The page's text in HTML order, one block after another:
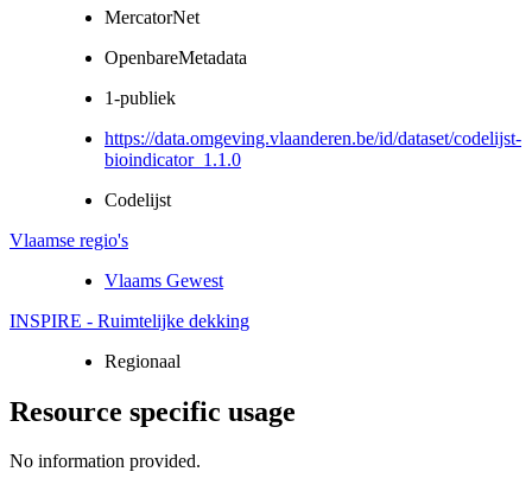
MercatorNet
OpenbareMetadata
1-publiek
https://data.omgeving.vlaanderen.be/id/dataset/codelijst-
bioindicator_1.1.0
Codelijst
Vlaamse regio's
Vlaams Gewest
INSPIRE - Ruimtelijke dekking
Regionaal
Resource specific usage
No information provided.